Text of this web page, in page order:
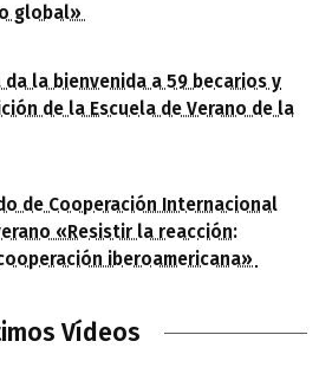
global»
da la bienvenida a 59 becarios y
de la Escuela de Verano de la
de Cooperación Internacional
«Resistir la reacción:
iberoamericana»
Vídeos